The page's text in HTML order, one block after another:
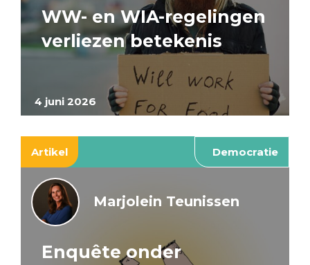
4 juni 2026
WW- en WIA-regelingen
verliezen betekenis
Artikel Democratie
Marjolein Teunissen
Enquête onder